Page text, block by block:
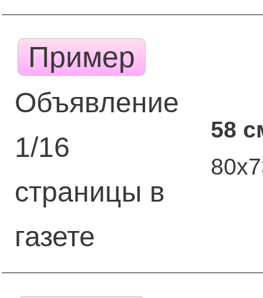
Пример
Объявление
1/16
страницы в
газете
58